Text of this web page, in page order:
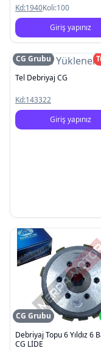
Kd:1940Koli:100
Giriş yapınız
Resim
CG Grubu
Tel Debriyaj CG
Kd:143322
Giriş yapınız
CG Grubu
Debriyaj Topu 6 Yıldız 6
CG LİDE